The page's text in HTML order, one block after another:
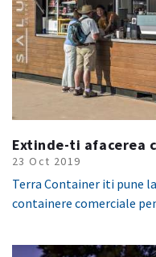
Extinde-ti afacerea
23 Oct 2019
Terra Container iti pune
containere comerciale